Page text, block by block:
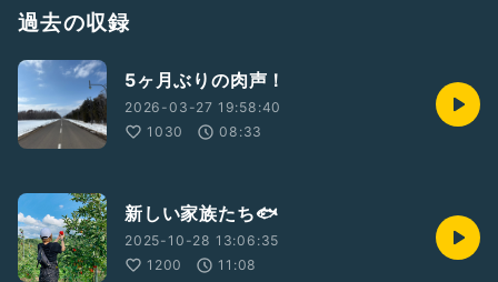
過去の収録
5ヶ月ぶりの肉声！
2026-03-27 19:58:40
1030
08:33
新しい家族たち🐟
2025-10-28 13:06:35
1200
11:08